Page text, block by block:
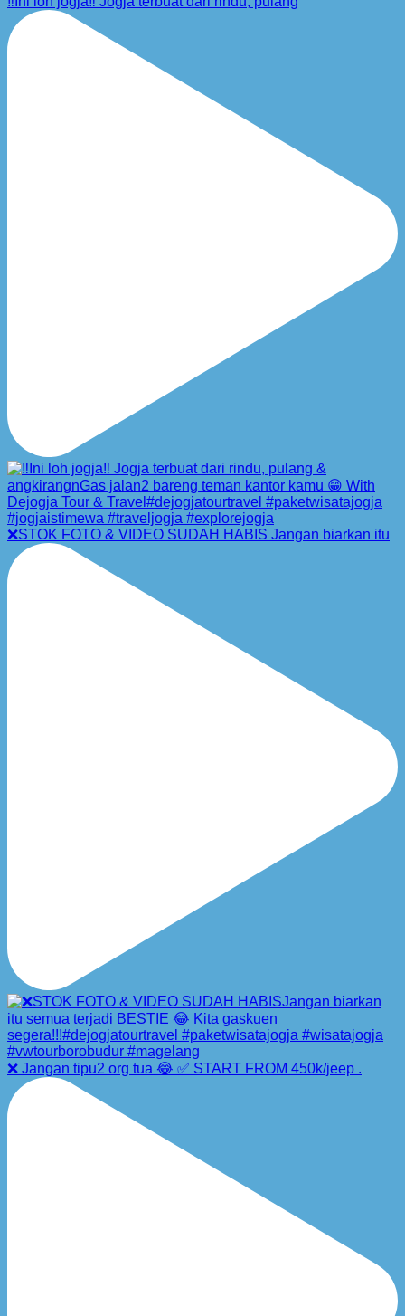
❌STOK FOTO & VIDEO SUDAH HABIS Jangan biarkan itu
❌ Jangan tipu2 org tua 😂 ✅ START FROM 450k/jeep .